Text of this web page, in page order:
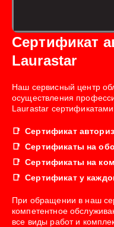
Сертификат
Laurastar
Наш сервисный центр
осуществления
Laurastar
Сертификат
Сертификаты на
Сертификаты на
Сертификат у
При обращении в наш
компетентное
все виды работ и